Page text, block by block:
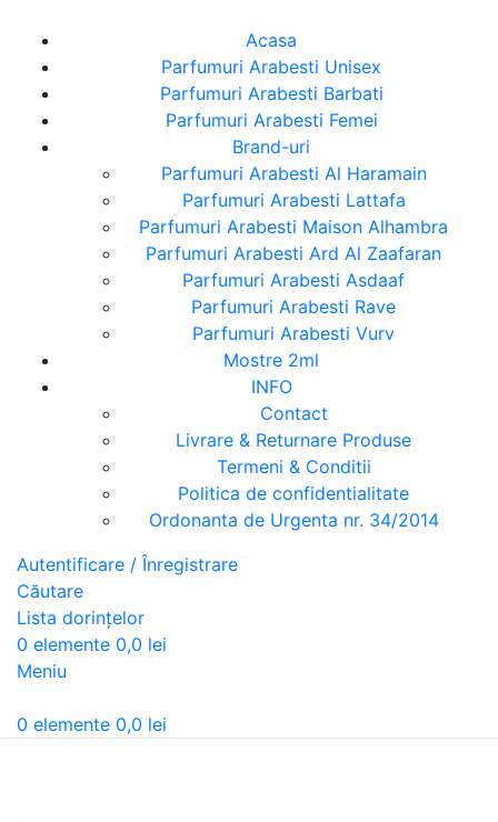
Acasa
Parfumuri Arabesti Unisex
Parfumuri Arabesti Barbati
Parfumuri Arabesti Femei
Brand-uri
Parfumuri Arabesti Al Haramain
Parfumuri Arabesti Lattafa
Parfumuri Arabesti Maison Alhambra
Parfumuri Arabesti Ard Al Zaafaran
Parfumuri Arabesti Asdaaf
Parfumuri Arabesti Rave
Parfumuri Arabesti Vurv
Mostre 2ml
INFO
Contact
Livrare & Returnare Produse
Termeni & Conditii
Politica de confidentialitate
Ordonanta de Urgenta nr. 34/2014
Autentificare / Înregistrare
Căutare
Lista dorințelor
0 elemente 0,0 lei
Meniu
0 elemente 0,0 lei